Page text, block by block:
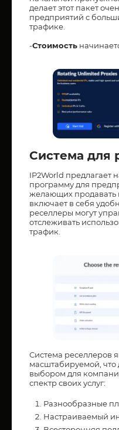
делает этот пакет
предприятий с
трафике.
-Стоимость
Система для
IP2World предлагает
программу для
желающих продавать
включает в себя
реселлеры могут
отслеживать
трафик.
Система реселлеров
масштабируемой, что
выбором для
спектр своих услуг:
Разнообразные
Настраиваемый